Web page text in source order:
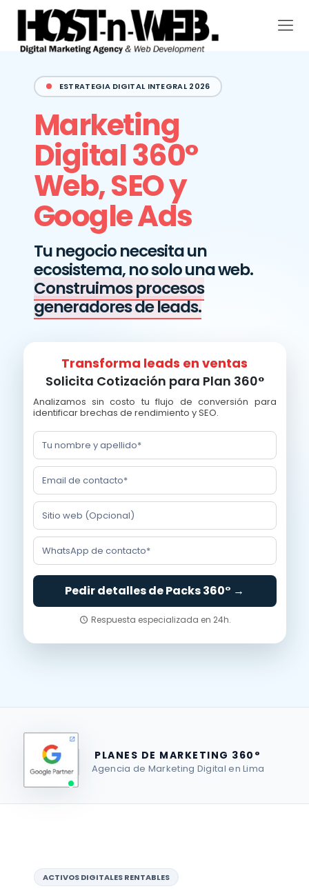
ESTRATEGIA DIGITAL INTEGRAL 2026
Marketing
Digital 360°
Web, SEO y
Google Ads
Tu negocio necesita un
ecosistema, no solo una web.
Construimos procesos
generadores de leads.
Transforma leads en ventas
Solicita Cotización para Plan 360°
Analizamos sin costo tu flujo de conversión para
identificar brechas de rendimiento y SEO.
Pedir detalles de Packs 360° →
Respuesta especializada en 24h.
PLANES DE MARKETING 360°
Agencia de Marketing Digital en Lima
ACTIVOS DIGITALES RENTABLES